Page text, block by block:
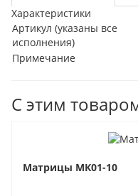
Характеристики
Артикул (указаны все
исполнения)
Примечание
С этим
Матрицы МК01-10